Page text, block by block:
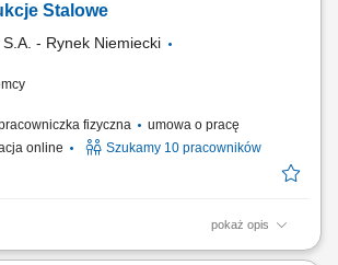
Stalowe
- Rynek Niemiecki
fizyczna
umowa o pracę
online Szukamy 10 pracowników
pokaż opis
prac spawalniczych metodą MAG 135